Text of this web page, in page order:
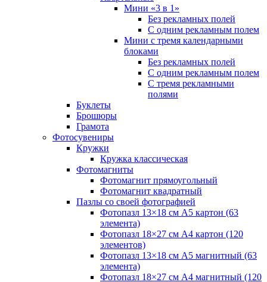
Мини «3 в 1»
Без рекламных полей
С одним рекламным полем
Мини с тремя календарными
блоками
Без рекламных полей
С одним рекламным полем
С тремя рекламными
полями
Буклеты
Брошюры
Грамота
Фотосувениры
Кружки
Кружка классическая
Фотомагниты
Фотомагнит прямоугольный
Фотомагнит квадратный
Пазлы со своей фотографией
Фотопазл 13×18 см А5 картон (63
элемента)
Фотопазл 18×27 см А4 картон (120
элементов)
Фотопазл 13×18 см А5 магнитный (63
элемента)
Фотопазл 18×27 см А4 магнитный (120